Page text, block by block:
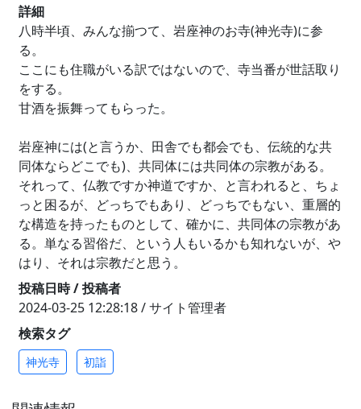
詳細
八時半頃、みんな揃つて、岩座神のお寺(神光寺)に参
る。
ここにも住職がいる訳ではないので、寺当番が世話取り
をする。
甘酒を振舞ってもらった。
岩座神には(と言うか、田舎でも都会でも、伝統的な共
同体ならどこでも)、共同体には共同体の宗教がある。
それって、仏教ですか神道ですか、と言われると、ちょ
っと困るが、どっちでもあり、どっちでもない、重層的
な構造を持ったものとして、確かに、共同体の宗教があ
る。単なる習俗だ、という人もいるかも知れないが、や
はり、それは宗教だと思う。
投稿日時 / 投稿者
2024-03-25 12:28:18 / サイト管理者
検索タグ
神光寺 初詣